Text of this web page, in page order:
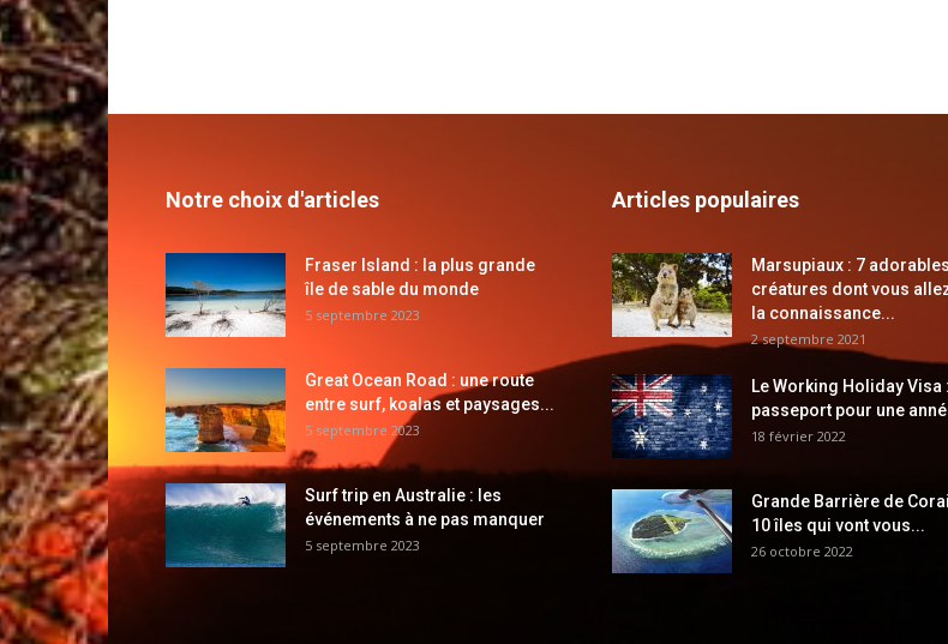
Notre choix d'articles
Fraser Island : la plus grande
île de sable du monde
5 septembre 2023
Great Ocean Road : une route
entre surf, koalas et paysages...
5 septembre 2023
Surf trip en Australie : les
événements à ne pas manquer
5 septembre 2023
Articles populaires
Marsupiaux : 7 adorables
créatures dont vous
la connaissance...
2 septembre 2021
Le Working Holiday Visa
passeport pour une
18 février 2022
Grande Barrière de
10 îles qui vont vous...
26 octobre 2022